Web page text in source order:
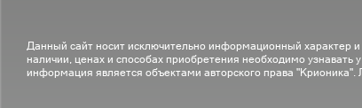
Данный сайт носит исключительно информационный характер
наличии, ценах и способах приобретения необходимо
информация является объектами авторского права